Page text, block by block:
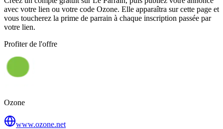
avec votre lien ou votre code Ozone. Elle apparaîtra sur cette page et
vous toucherez la prime de parrain à chaque inscription passée par
votre lien.
Profiter de l'offre
Ozone
www.ozone.net